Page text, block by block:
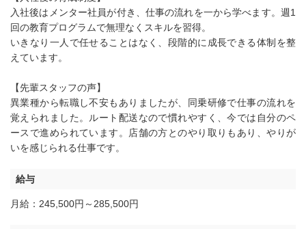
入社後はメンター社員が付き、仕事の流れを一から学べます。週1
回の教育プログラムで無理なくスキルを習得。
いきなり一人で任せることはなく、段階的に成長できる体制を整
えています。
【先輩スタッフの声】
異業種から転職し不安もありましたが、同乗研修で仕事の流れを
覚えられました。ルート配送なので慣れやすく、今では自分のペ
ースで進められています。店舗の方とのやり取りもあり、やりが
いを感じられる仕事です。
給与
月給：245,500円～285,500円